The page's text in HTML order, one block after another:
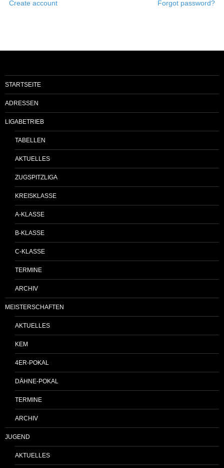
Create account Forgot password?
STARTSEITE
ADRESSEN
LIGABETRIEB
TABELLEN
AKTUELLES
ZUGSPITZLIGA
KREISKLASSE
A-KLASSE
B-KLASSE
C-KLASSE
TERMINE
ARCHIV
MEISTERSCHAFTEN
AKTUELLES
KEM
4ER-POKAL
DÄHNE-POKAL
TERMINE
ARCHIV
JUGEND
AKTUELLES